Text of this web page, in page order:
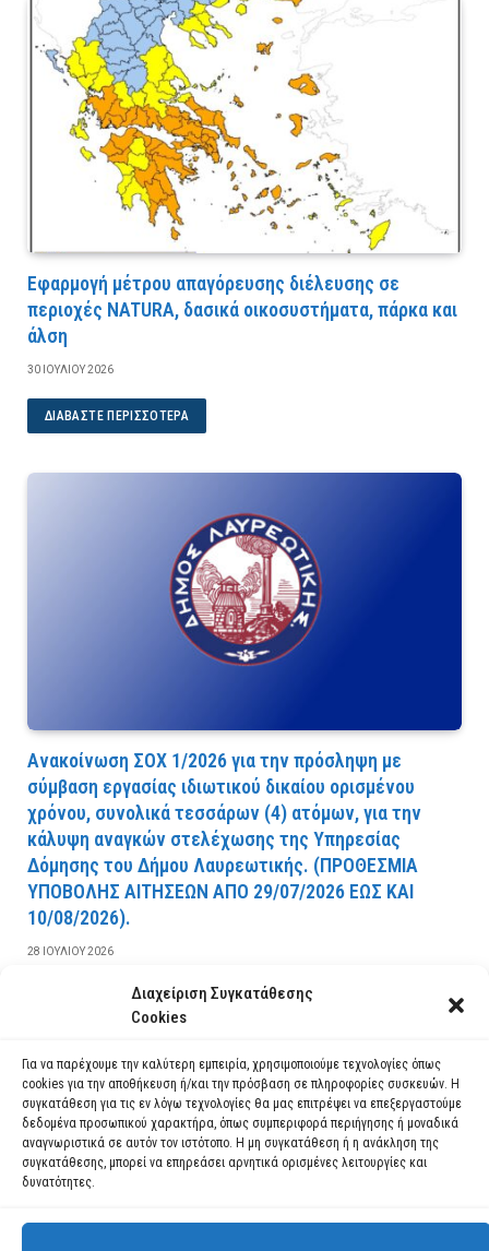
Διαχείριση Συγκατάθεσης
Cookies
Για να παρέχουμε την καλύτερη εμπειρία, χρησιμοποιούμε τεχνολογίες όπως
cookies για την αποθήκευση ή/και την πρόσβαση σε πληροφορίες συσκευών. Η
συγκατάθεση για τις εν λόγω τεχνολογίες θα μας επιτρέψει να επεξεργαστούμε
δεδομένα προσωπικού χαρακτήρα, όπως συμπεριφορά περιήγησης ή μοναδικά
αναγνωριστικά σε αυτόν τον ιστότοπο. Η μη συγκατάθεση ή η ανάκληση της
συγκατάθεσης, μπορεί να επηρεάσει αρνητικά ορισμένες λειτουργίες και
δυνατότητες.
Εφαρμογή μέτρου απαγόρευσης διέλευσης σε
περιοχές NATURA, δασικά οικοσυστήματα, πάρκα και
άλση
30 ΙΟΥΛΊΟΥ 2026
ΔΙΑΒΆΣΤΕ ΠΕΡΙΣΣΌΤΕΡΑ
Ανακοίνωση ΣΟΧ 1/2026 για την πρόσληψη με
σύμβαση εργασίας ιδιωτικού δικαίου ορισμένου
χρόνου, συνολικά τεσσάρων (4) ατόμων, για την
κάλυψη αναγκών στελέχωσης της Υπηρεσίας
Δόμησης του Δήμου Λαυρεωτικής. (ΠPOΘEΣMIA
YΠOBOΛHΣ AITHΣEΩN AΠO 29/07/2026 EΩΣ KAI
10/08/2026).
28 ΙΟΥΛΊΟΥ 2026
ΔΙΑΒΆΣΤΕ ΠΕΡΙΣΣΌΤΕΡΑ